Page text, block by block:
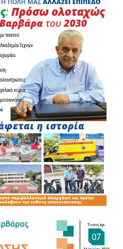
στην προσπάθειά τους να
τους πυκνούς καπνούς, είχαν
παραλίας. Οι διασώστες του
ιδιαίτερα
χειρισμούς, προκειμένου να
ζώα.
η επέμβασή τους για τη διάσωση
ο οποίος εντοπίστηκε με
πληρωμάτων αποδείχθηκε